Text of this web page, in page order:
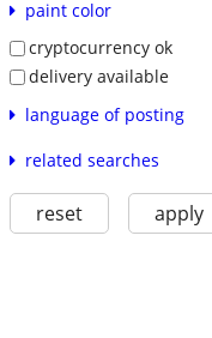
paint color
cryptocurrency ok
delivery available
language of posting
related searches
reset apply